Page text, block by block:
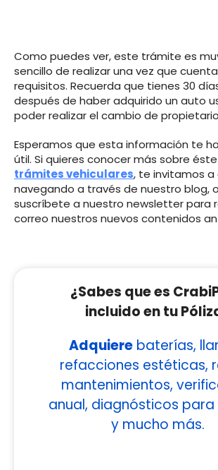
Como puedes ver, este trámite es
sencillo de realizar una vez que
requisitos. Recuerda que tienes 30
después de haber adquirido un auto
poder realizar el cambio de
Esperamos que esta información te
útil. Si quieres conocer más sobre
trámites vehiculares, te invitamos a
navegando a través de nuestro blog,
suscríbete a nuestro newsletter para
correo nuestros nuevos contenidos
¿Sabes que es
incluido en tu
Adquierebaterías,
refacciones estéticas,
mantenimientos,
anual, diagnósticos
y mucho más.